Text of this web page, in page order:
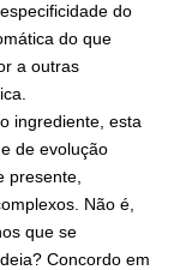
do
do que
a outras
ingrediente, esta
de evolução
presente,
Não é,
que se
Concordo em